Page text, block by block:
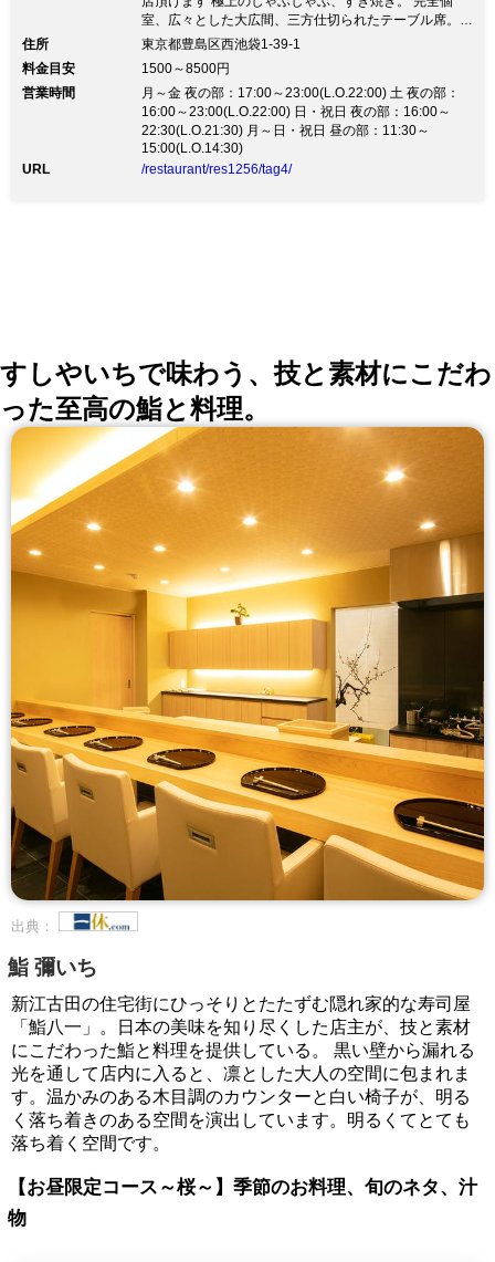
い。
室、広々とした大広間、三方仕切られたテーブル席。
安心してご来店頂けます創業50年の、池袋を代表する
が厳選したお肉は、ご満足間違いなし。 店内の清掃、
消毒作業も強化しております。 ◆換気もしっかり、蜜
にならない当店でごゆっくりとお過ごし下さいませ。
◆名物牛しゃぶしゃぶ 霜降り極上飛騨牛のしゃぶしゃ
ぶを自家製の山葵だれと胡麻だれで堪能。お肉の味を十
分に引き立たせます。 ［全17の完全個室］ 都心の喧騒
住所
東京都豊島区西池袋1-39-1
料金目安
1500～8500円
営業時間
月～金 夜の部：17:00～23:00(L.O.22:00) 土 夜の部：
16:00～23:00(L.O.22:00) 日・祝日 夜の部：16:00～
22:30(L.O.21:30) 月～日・祝日 昼の部：11:30～
15:00(L.O.14:30)
URL
/restaurant/res1256/tag4/
すしやいちで味わう、技と素材にこだわ
った至高の鮨と料理。
出典：
鮨 彌いち
新江古田の住宅街にひっそりとたたずむ隠れ家的な寿司屋
「鮨八一」。日本の美味を知り尽くした店主が、技と素材
にこだわった鮨と料理を提供している。 黒い壁から漏れる
光を通して店内に入ると、凛とした大人の空間に包まれま
す。温かみのある木目調のカウンターと白い椅子が、明る
く落ち着きのある空間を演出しています。明るくてとても
落ち着く空間です。
【お昼限定コース～桜～】季節のお料理、旬のネタ、汁
物